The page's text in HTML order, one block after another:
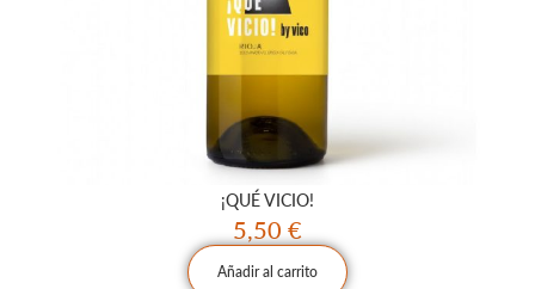
¡QUÉ VICIO!
5,50 €
Añadir al carrito